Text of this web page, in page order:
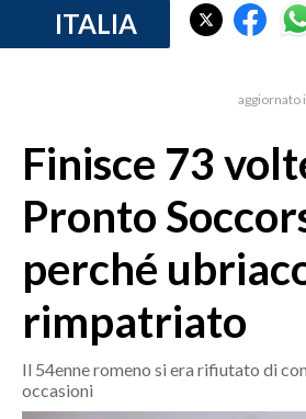
CRONACA SARDEGNA
MEDIO CAMPIDANO
SASSARI E PROVINCIA
NUORO E PROVINCIA
OGLIASTRA
CRONACA
ITALIA
aggiornato
Finisce 73
Pronto
perché
rimpatriato
Il 54enne romeno si era rifiutato di
occasioni